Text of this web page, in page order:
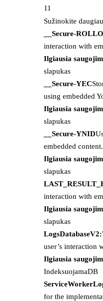
11
Sužinokite
__Secure-
interaction with
Ilgiausia
slapukas
__Secure-YEC
using embedded
Ilgiausia
slapukas
__Secure-YNID
embedded content.
Ilgiausia
slapukas
interaction with
Ilgiausia
slapukas
user’s interaction
Ilgiausia
IndeksuojamaDB
for the